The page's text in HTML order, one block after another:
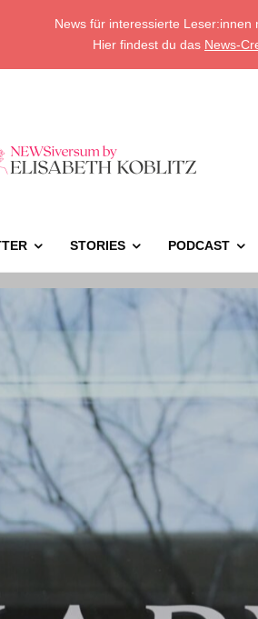
News für interessierte Leser:innen
Hier findest du das News-
STORIES PODCAST